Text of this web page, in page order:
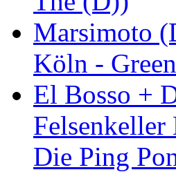
Marsimoto
Köln -
El Bosso +
Die Ping